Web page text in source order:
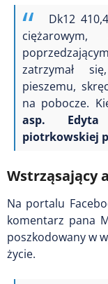
Dk12
zatrzymał
pieszemu,
na pobocze.
asp.
piotrkowskiej
Wstrząsający
Na portalu
komentarz pana
poszkodowany w
życie.